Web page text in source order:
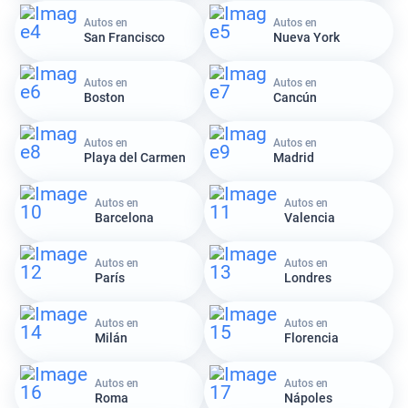
Autos en
San Francisco
Autos en
Nueva York
Autos en
Boston
Autos en
Cancún
Autos en
Playa del Carmen
Autos en
Madrid
Autos en
Barcelona
Autos en
Valencia
Autos en
París
Autos en
Londres
Autos en
Milán
Autos en
Florencia
Autos en
Roma
Autos en
Nápoles